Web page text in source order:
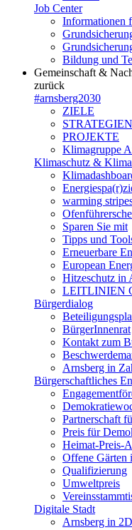
Job Center
Informationen
Bildung und
Gemeinschaft &
zurück
#arnsberg2030
ZIELE
STRATEGIEN
PROJEKTE
Klimagruppe
Klimaschutz &
warming
Sparen Sie mit
Tipps und
Erneuerbare
European
Hitzeschutz in
LEITLINIEN
Bürgerdialog
BürgerInnenrat
Kontakt zum
Arnsberg in
Bürgerschaftliches
Partnerschaft
Preis für
Heimat-Preis-
Offene Gärten
Qualifizierung
Umweltpreis
Digitale Stadt
Arnsberg in 2D